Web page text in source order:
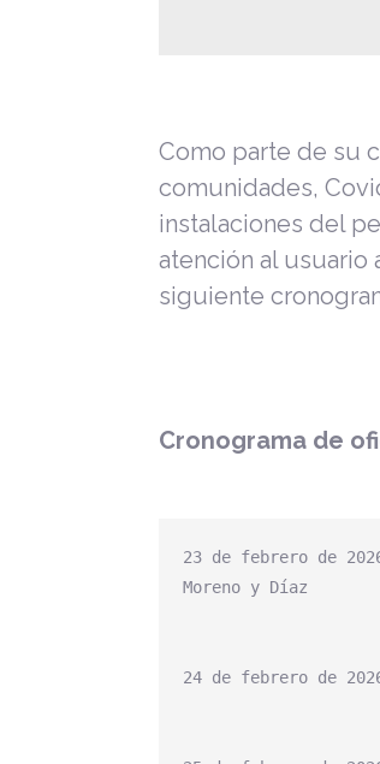
Como parte de su
comunidades,
instalaciones del
atención al
siguiente
Cronograma de
23 de febrero de
Moreno y Díaz
24 de febrero de